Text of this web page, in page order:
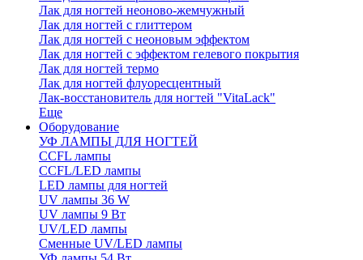
Лак для ногтей неоново-жемчужный
Лак для ногтей с глиттером
Лак для ногтей с неоновым эффектом
Лак для ногтей с эффектом гелевого покрытия
Лак для ногтей термо
Лак для ногтей флуоресцентный
Лак-восстановитель для ногтей "VitaLack"
Еще
Оборудование
УФ ЛАМПЫ ДЛЯ НОГТЕЙ
CCFL лампы
CCFL/LED лампы
LED лампы для ногтей
UV лампы 36 W
UV лампы 9 Вт
UV/LED лампы
Сменные UV/LED лампы